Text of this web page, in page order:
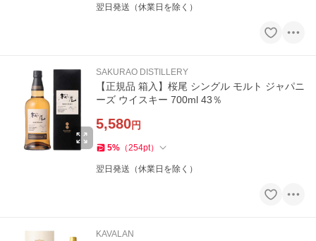
翌日発送（休業日を除く）
SAKURAO DISTILLERY
【正規品 箱入】桜尾 シングル モルト ジャパニ
ーズ ウイスキー 700ml 43％
5,580円
5% （254pt）
翌日発送（休業日を除く）
KAVALAN